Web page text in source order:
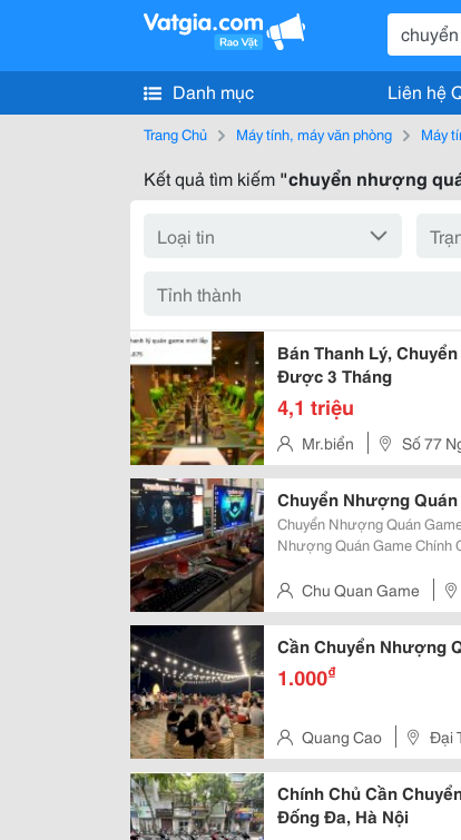
Danh mục Liên hệ
Trang Chủ Máy tính, máy văn phòng Máy
Kết quả tìm kiếm "chuyển nhượng
Bán Thanh Lý,
Được 3 Tháng
4,1 triệu
Mr.biển Số 77
Chuyển Nhượng
Chuyển Nhượng Quán Game
Nhượng Quán Game Chính Chủ Tại Hà
Chu Quan Game
Cần Chuyển Nhượng
1.000₫
Quang Cao Đại
Chính Chủ Cần
Đống Đa, Hà Nội